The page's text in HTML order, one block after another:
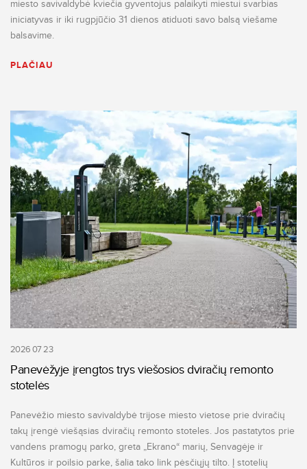
miesto savivaldybė kviečia gyventojus palaikyti miestui svarbias
iniciatyvas ir iki rugpjūčio 31 dienos atiduoti savo balsą viešame
balsavime.
PLAČIAU
2026 07 23
Panevėžyje įrengtos trys viešosios dviračių remonto
stotelės
Panevėžio miesto savivaldybė trijose miesto vietose prie dviračių
takų įrengė viešąsias dviračių remonto stoteles. Jos pastatytos prie
vandens pramogų parko, greta „Ekrano“ marių, Senvagėje ir
Kultūros ir poilsio parke, šalia tako link pėsčiųjų tilto. Į stotelių